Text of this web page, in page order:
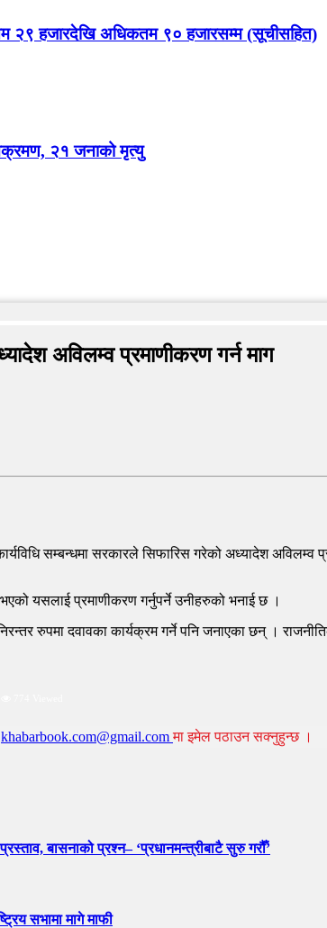
२९ हजारदेखि अधिकतम ९० हजारसम्म (सूचीसहित)
२१ जनाको मृत्यु
अविलम्व प्रमाणीकरण गर्न माग
सम्बन्धमा सरकारले सिफारिस गरेको अध्यादेश अविलम्व
यसलाई प्रमाणीकरण गर्नुपर्ने उनीहरुको भनाई छ ।
रुपमा दवावका कार्यक्रम गर्ने पनि जनाएका छन् ।
khabarbook.com@gmail.comमा इमेल पठाउन सक्नुहुन्छ ।
बासनाको प्रश्न– ‘प्रधानमन्त्रीबाटै सुरु गरौँ’
सभामा मागे माफी